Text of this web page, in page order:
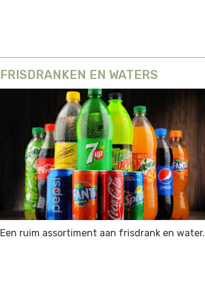
FRISDRANKEN EN WATERS
Een ruim assortiment aan frisdrank en water.